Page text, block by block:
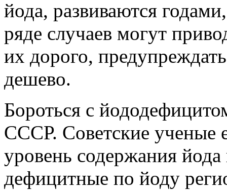
йода, развиваются
ряде случаев могут
их дорого,
дешево.
Бороться с
СССР. Советские ученые
уровень содержания
дефицитные по йоду